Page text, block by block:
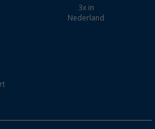
3x in
Nederland